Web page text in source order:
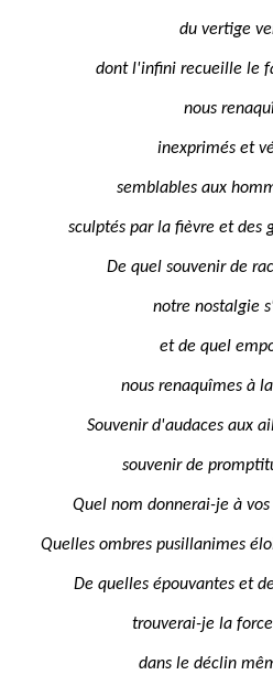
du vertige
dont l'infini recueille le
nous
inexprimés et
semblables aux
sculptés par la fièvre et des
De quel souvenir de
notre nostalgie
et de quel
nous renaquîmes à
Souvenir d'audaces aux
souvenir de
Quel nom donnerai-je à
Quelles ombres pusillanimes
De quelles épouvantes et
trouverai-je la
dans le déclin